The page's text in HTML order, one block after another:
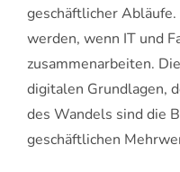
geschäftlicher
werden, wenn IT und
zusammenarbeiten.
digitalen Grundlagen,
des Wandels sind die
geschäftlichen